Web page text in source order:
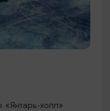
«Янтарь-холл»